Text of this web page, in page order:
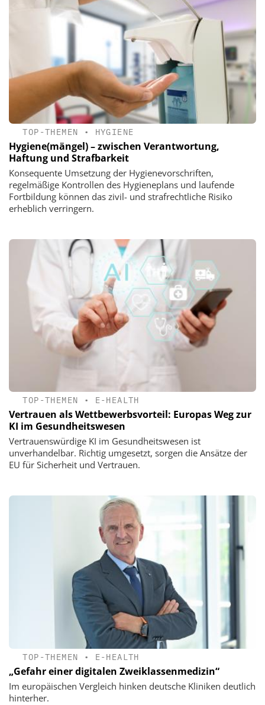
TOP-THEMEN • HYGIENE
Hygiene(mängel) – zwischen Verantwortung,
Haftung und Strafbarkeit
Konsequente Umsetzung der Hygienevorschriften,
regelmäßige Kontrollen des Hygieneplans und laufende
Fortbildung können das zivil- und strafrechtliche Risiko
erheblich verringern.
TOP-THEMEN • E-HEALTH
Vertrauen als Wettbewerbsvorteil: Europas Weg zur
KI im Gesundheitswesen
Vertrauenswürdige KI im Gesundheitswesen ist
unverhandelbar. Richtig umgesetzt, sorgen die Ansätze der
EU für Sicherheit und Vertrauen.
TOP-THEMEN • E-HEALTH
„Gefahr einer digitalen Zweiklassenmedizin“
Im europäischen Vergleich hinken deutsche Kliniken deutlich
hinterher.